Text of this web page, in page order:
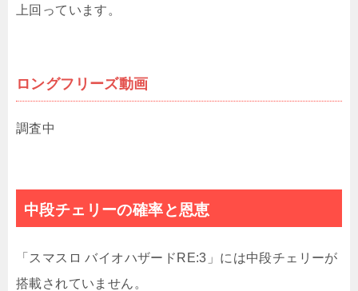
上回っています。
ロングフリーズ動画
調査中
中段チェリーの確率と恩恵
「スマスロ バイオハザードRE:3」には中段チェリーが
搭載されていません。